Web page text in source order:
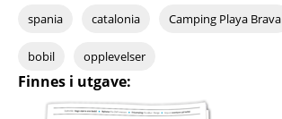
spania catalonia Camping Playa Brava
bobil opplevelser
Finnes i utgave: